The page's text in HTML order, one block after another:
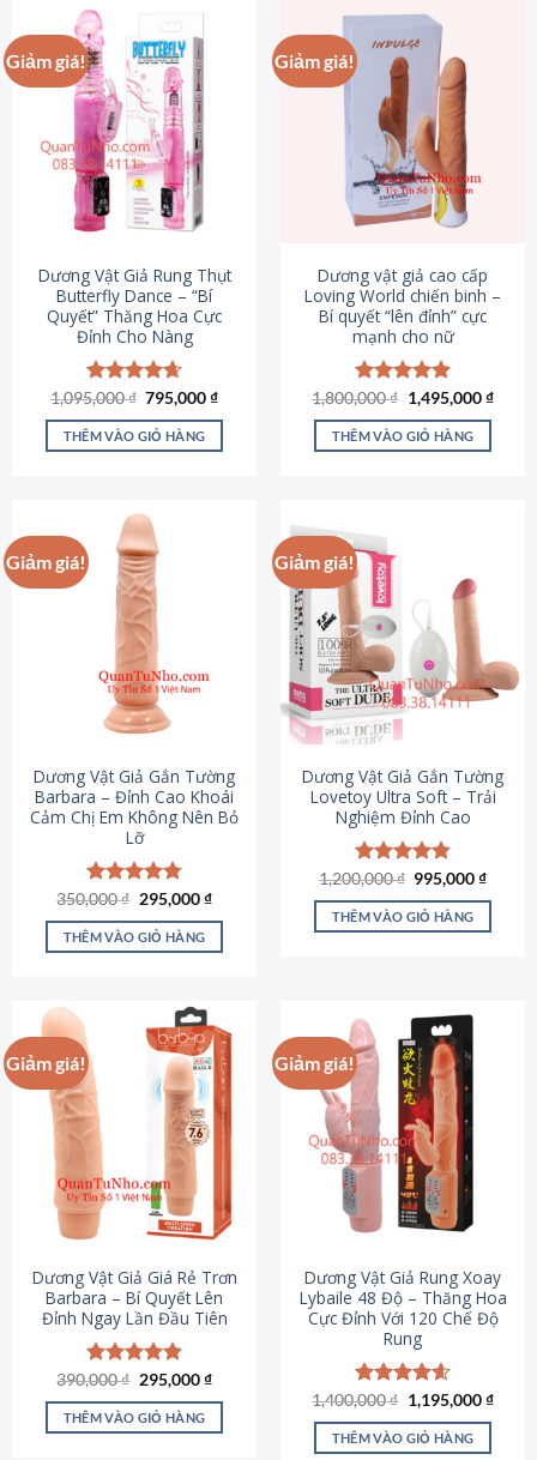
Giảm giá!
Dương Vật Giả Rung Thụt
Butterfly Dance – “Bí
Quyết” Thăng Hoa Cực
Đỉnh Cho Nàng
Được xếp
hạng4.65
5 sao
1,095,000₫ Giá
là:
1,095,000 ₫.
795,000₫Giá
tại
THÊM VÀO GIỎ HÀNG
Giảm giá!
Dương vật giả cao cấp
Loving World chiến binh –
Bí quyết “lên đỉnh” cực
mạnh cho nữ
Được xếp
hạng4.89
5 sao
1,800,000₫ Giá
gốc
là:
1,800,000 ₫.
1,495,000₫Giá
THÊM VÀO GIỎ HÀNG
Giảm giá!
Dương Vật Giả Gắn Tường
Barbara – Đỉnh Cao Khoái
Cảm Chị Em Không Nên Bỏ
Lỡ
Được xếp
hạng4.79
5 sao
350,000₫ Giá
là:
350,000 ₫.
295,000₫Giá
tại
THÊM VÀO GIỎ HÀNG
Giảm giá!
Dương Vật Giả Gắn Tường
Lovetoy Ultra Soft – Trải
Nghiệm Đỉnh Cao
Được xếp
hạng4.82
5 sao
1,200,000₫ Giá
là:
1,200,000 ₫.
995,000₫Giá
tại
THÊM VÀO GIỎ HÀNG
Giảm giá!
Dương Vật Giả Giá Rẻ Trơn
Barbara – Bí Quyết Lên
Đỉnh Ngay Lần Đầu Tiên
Được xếp
hạng4.90
5 sao
390,000₫ Giá
là:
390,000 ₫.
295,000₫Giá
tại
THÊM VÀO GIỎ HÀNG
Giảm giá!
Dương Vật Giả Rung Xoay
Lybaile 48 Độ – Thăng Hoa
Cực Đỉnh Với 120 Chế Độ
Rung
Được xếp
hạng4.62
5 sao
1,400,000₫ Giá
gốc
là:
1,400,000 ₫.
1,195,000₫Giá
THÊM VÀO GIỎ HÀNG